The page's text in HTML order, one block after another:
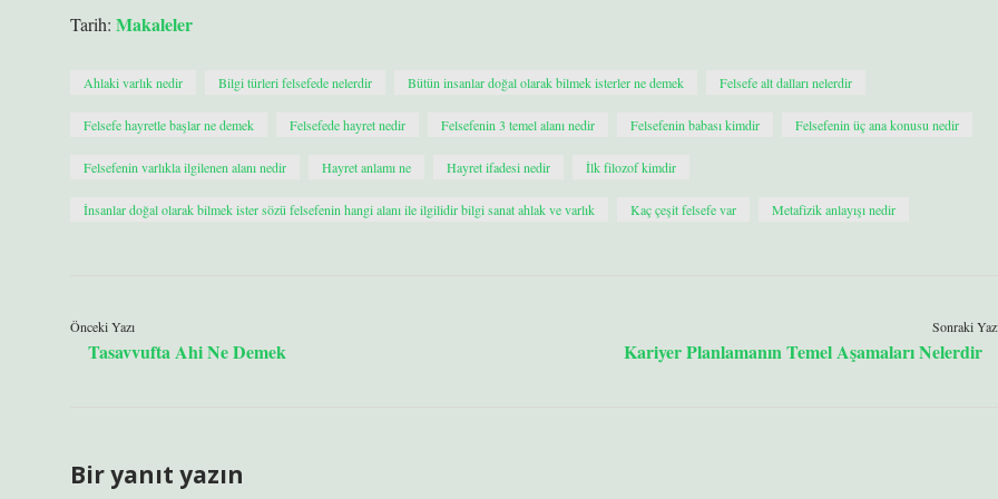
Tarih: Makaleler
Ahlaki varlık nedir Bilgi türleri felsefede nelerdir Bütün insanlar doğal olarak bilmek isterler ne demek Felsefe alt dalları nelerdir
Felsefe hayretle başlar ne demek Felsefede hayret nedir Felsefenin 3 temel alanı nedir Felsefenin babası kimdir Felsefenin üç ana konusu nedir
Felsefenin varlıkla ilgilenen alanı nedir Hayret anlamı ne Hayret ifadesi nedir İlk filozof kimdir
İnsanlar doğal olarak bilmek ister sözü felsefenin hangi alanı ile ilgilidir bilgi sanat ahlak ve varlık Kaç çeşit felsefe var Metafizik anlayışı nedir
Önceki Yazı
Tasavvufta Ahi Ne Demek
Sonraki
Kariyer Planlamanın Temel Aşamaları Nelerdir
Bir yanıt yazın